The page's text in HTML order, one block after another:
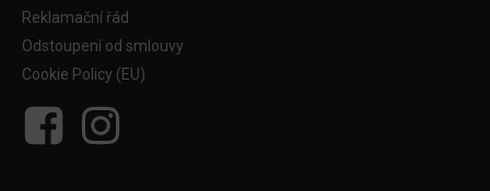
Reklamační řád
Odstoupení od smlouvy
Cookie Policy (EU)